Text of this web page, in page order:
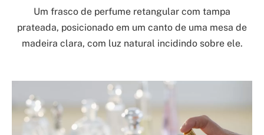
Um frasco de perfume retangular com tampa
prateada, posicionado em um canto de uma mesa de
madeira clara, com luz natural incidindo sobre ele.